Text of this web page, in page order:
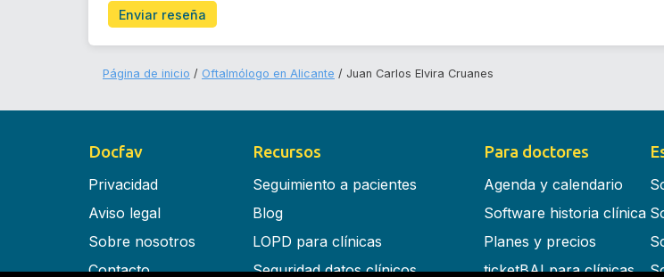
Enviar reseña
Página de inicio Oftalmólogo en Alicante Juan Carlos Elvira Cruanes
Docfav
Privacidad
Aviso legal
Sobre nosotros
Contacto
Recursos
Seguimiento a pacientes
Blog
LOPD para clínicas
Seguridad datos clínicos
Para doctores
Agenda y calendario
Software historia clínica
Planes y precios
ticketBAI para clínicas